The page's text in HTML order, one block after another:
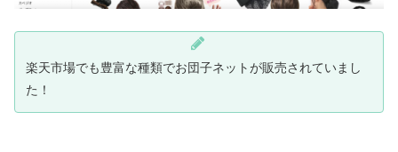
楽天市場でも豊富な種類でお団子ネットが販売されていまし
た！